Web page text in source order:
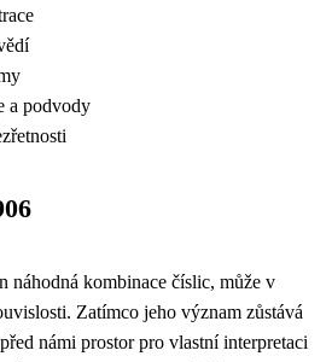
a podvody
náhodná kombinace číslic, může v
Zatímco jeho význam zůstává
námi prostor pro vlastní interpretaci